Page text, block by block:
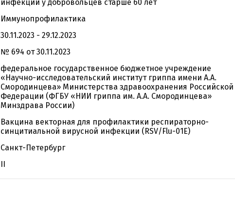
инфекции у добровольцев старше 60 лет
Иммунопрофилактика
30.11.2023 - 29.12.2023
№ 694 от 30.11.2023
федеральное государственное бюджетное учреждение
«Научно-исследовательский институт гриппа имени А.А.
Смородинцева» Министерства здравоохранения Российской
Федерации (ФГБУ «НИИ гриппа им. А.А. Смородинцева»
Минздрава России)
Вакцина векторная для профилактики респираторно-
синцитиальной вирусной инфекции (RSV/Flu-01E)
Санкт-Петербург
II